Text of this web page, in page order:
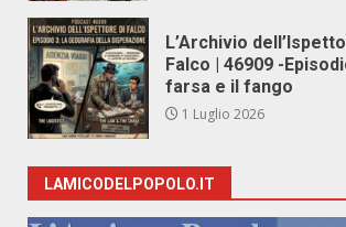
L’Archivio
Falco | 46909 -
farsa e il fango
1 Luglio 2026
LAMICODELPOPOLO.IT